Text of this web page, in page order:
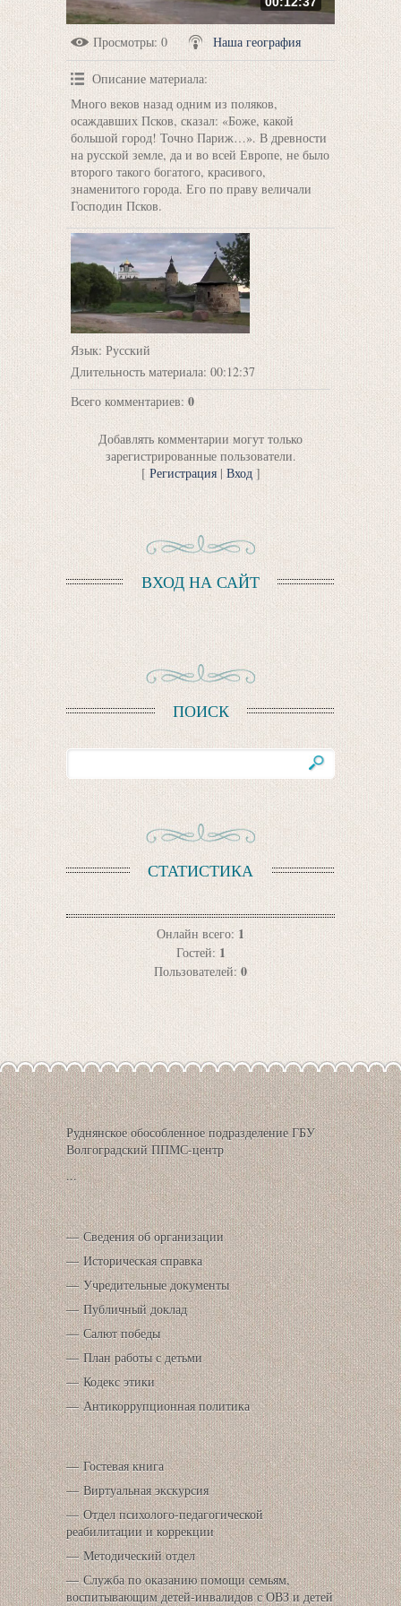
Просмотры: 0 Наша география
Описание материала:
Много веков назад одним из поляков,
осаждавших Псков, сказал: «Боже, какой
большой город! Точно Париж…». В древности
на русской земле, да и во всей Европе, не было
второго такого богатого, красивого,
знаменитого города. Его по праву величали
Господин Псков.
Язык: Русский
Длительность материала: 00:12:37
Всего комментариев:0
Добавлять комментарии могут только
зарегистрированные пользователи.
[ Регистрация| Вход]
ВХОД НА САЙТ
ПОИСК
СТАТИСТИКА
Онлайн всего:1
Гостей: 1
Пользователей: 0
Руднянское обособленное подразделение ГБУ
Волгоградский ППМС-центр
...
Сведения об организации
Историческая справка
Учредительные документы
Публичный доклад
Салют победы
План работы с детьми
Кодекс этики
Антикоррупционная политика
Гостевая книга
Виртуальная экскурсия
Отдел психолого-педагогической
реабилитации и коррекции
Методический отдел
Служба по оказанию помощи семьям,
воспитывающим детей-инвалидов с ОВЗ и детей